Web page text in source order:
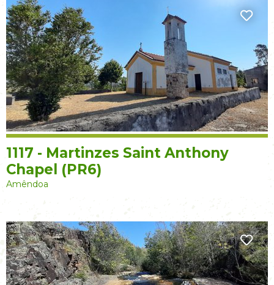
1117 - Martinzes Saint Anthony
Chapel (PR6)
Amêndoa